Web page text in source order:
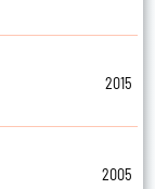
2015
2005